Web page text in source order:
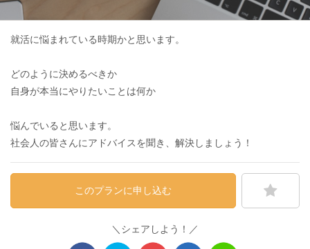
就活に悩まれている時期かと思います。
どのように決めるべきか
自身が本当にやりたいことは何か
悩んでいると思います。
社会人の皆さんにアドバイスを聞き、解決しましょう！
このプランに申し込む
＼シェアしよう！／